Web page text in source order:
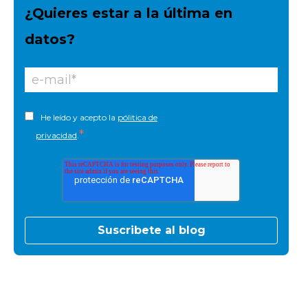
¿Quieres estar a la última en
datos?
He leído y acepto la pólitica de
privacidad *